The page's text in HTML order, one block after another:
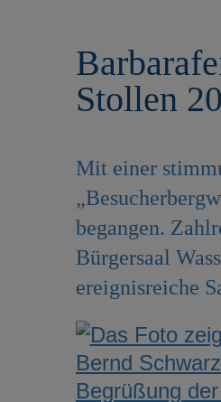
Stollen
Mit einer
begangen.
Bürgersaal
ereignisreiche